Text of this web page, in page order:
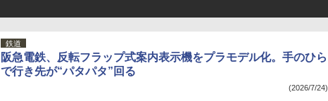
鉄道
阪急電鉄、反転フラップ式案内表示機をプラモデル化。手のひら
で行き先が“パタパタ”回る
(2026/7/24)